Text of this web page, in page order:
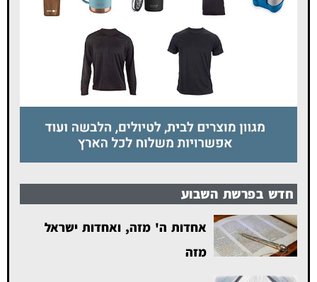
חדש בפרשת השבוע
אחדות ה' מזה, ואחדות ישראל
מזה